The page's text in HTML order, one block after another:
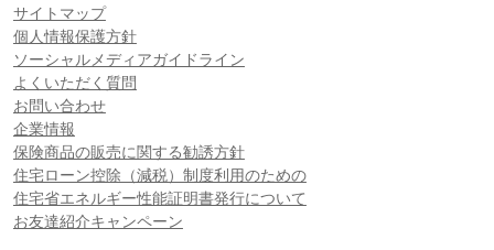
サイトマップ
個人情報保護方針
ソーシャルメディアガイドライン
よくいただく質問
お問い合わせ
企業情報
保険商品の販売に関する勧誘方針
住宅ローン控除（減税）制度利用のための
住宅省エネルギー性能証明書発行について
お友達紹介キャンペーン